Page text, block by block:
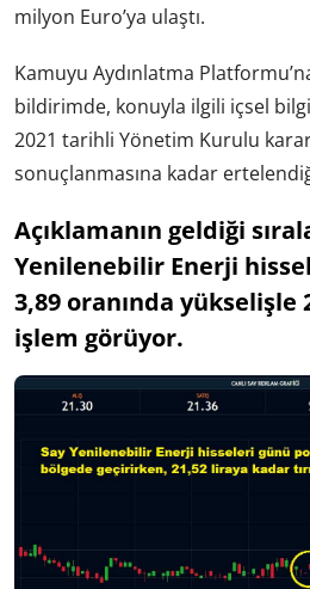
milyon Euro’ya ulaştı.
Kamuyu Aydınlatma
bildirimde, konuyla ilgili içsel bilgi
2021 tarihli Yönetim Kurulu
sonuçlanmasına kadar
Açıklamanın geldiği
Yenilenebilir Enerji
3,89 oranında yükselişle
işlem görüyor.